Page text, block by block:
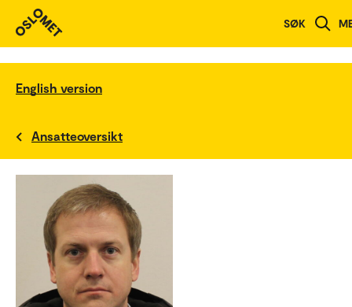
SØK
English version
Ansatteoversikt